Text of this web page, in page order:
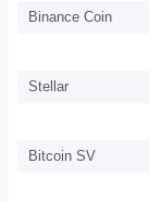
Binance Coin
Stellar
Bitcoin SV